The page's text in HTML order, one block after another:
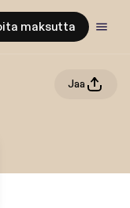
maksutta
Jaa